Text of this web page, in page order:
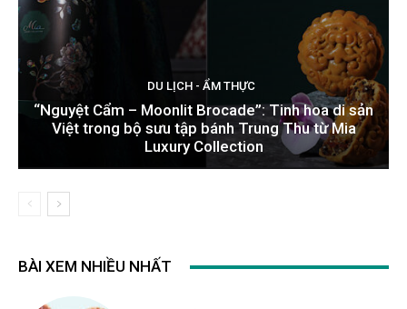
DU LỊCH - ẨM THỰC
“Nguyệt Cẩm – Moonlit Brocade”: Tinh hoa di sản
Việt trong bộ sưu tập bánh Trung Thu từ Mia
Luxury Collection
BÀI XEM NHIỀU NHẤT